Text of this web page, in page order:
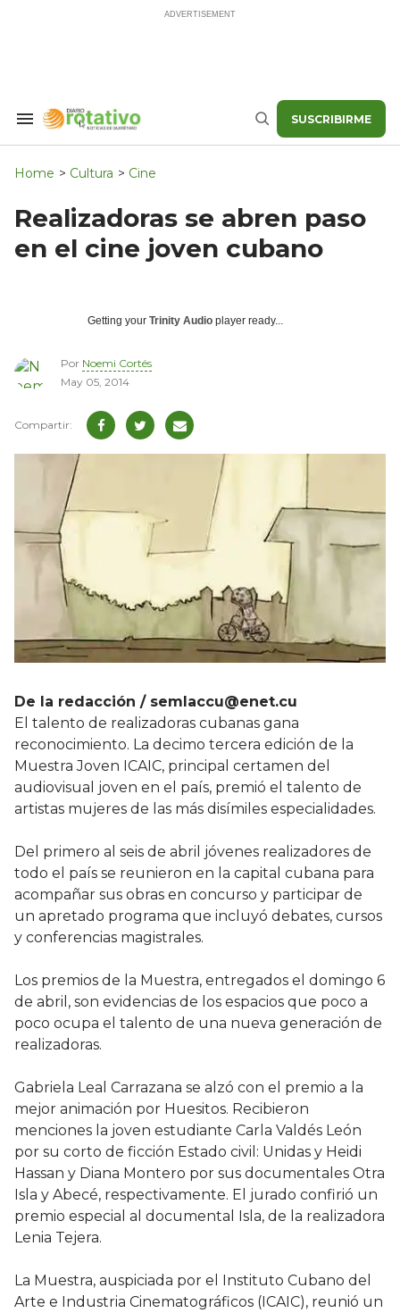
Search
Navigation
Buscar SUSCRIBIRME
Home > Cultura > Cine
Realizadoras se abren paso
en el cine joven cubano
Getting your Trinity Audio player ready...
Por Noemi Cortés
May 05, 2014
De la redacción / semlaccu@enet.cu
El talento de realizadoras cubanas gana
reconocimiento. La decimo tercera edición de la
Muestra Joven ICAIC, principal certamen del
audiovisual joven en el país, premió el talento de
artistas mujeres de las más disímiles especialidades.
Del primero al seis de abril jóvenes realizadores de
todo el país se reunieron en la capital cubana para
acompañar sus obras en concurso y participar de
un apretado programa que incluyó debates, cursos
y conferencias magistrales.
Los premios de la Muestra, entregados el domingo 6
de abril, son evidencias de los espacios que poco a
poco ocupa el talento de una nueva generación de
realizadoras.
Gabriela Leal Carrazana se alzó con el premio a la
mejor animación por Huesitos. Recibieron
menciones la joven estudiante Carla Valdés León
por su corto de ficción Estado civil: Unidas y Heidi
Hassan y Diana Montero por sus documentales Otra
Isla y Abecé, respectivamente. El jurado confirió un
premio especial al documental Isla, de la realizadora
Lenia Tejera.
La Muestra, auspiciada por el Instituto Cubano del
Arte e Industria Cinematográficos (ICAIC), reunió un